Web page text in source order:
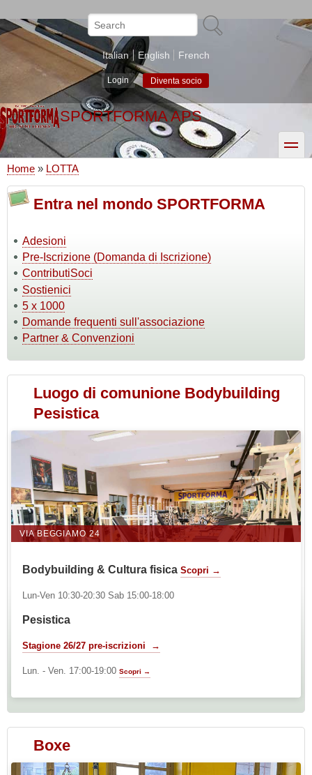
to
main
content
Search
Italian English French
Login Diventa socio
SPORTFORMA APS
toggle
Breadcrumb
Home LOTTA
Entra nel mondo SPORTFORMA
Adesioni
Pre-Iscrizione (Domanda di Iscrizione)
ContributiSoci
Sostienici
5 x 1000
Domande frequenti sull'associazione
Partner & Convenzioni
Luogo di comunione Bodybuilding
Pesistica
VIA BEGGIAMO 24
Bodybuilding & Cultura fisica Scopri →
Lun-Ven 10:30-20:30 Sab 15:00-18:00
Pesistica
Stagione 26/27 pre-iscrizioni →
Lun. - Ven. 17:00-19:00 Scopri →
Boxe